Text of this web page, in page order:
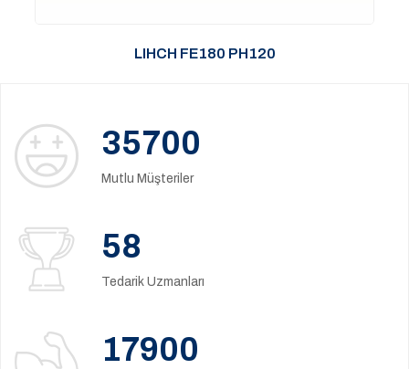
LIHCH FE180 PH120
35700
Mutlu Müşteriler
58
Tedarik Uzmanları
17900